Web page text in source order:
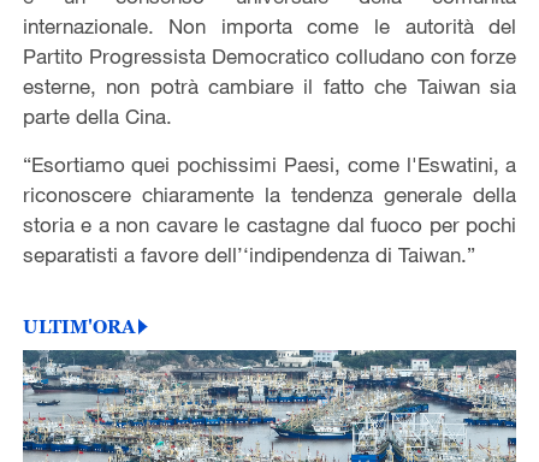
internazionale. Non importa come le autorità del
Partito Progressista Democratico colludano con forze
esterne, non potrà cambiare il fatto che Taiwan sia
parte della Cina.
“Esortiamo quei pochissimi Paesi, come l'Eswatini, a
riconoscere chiaramente la tendenza generale della
storia e a non cavare le castagne dal fuoco per pochi
separatisti a favore dell’‘indipendenza di Taiwan.”
ULTIM'ORA